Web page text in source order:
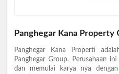
Panghegar Kana
Panghegar Kana Properti
Panghegar Group. Perusahaan
dan memulai karya nya